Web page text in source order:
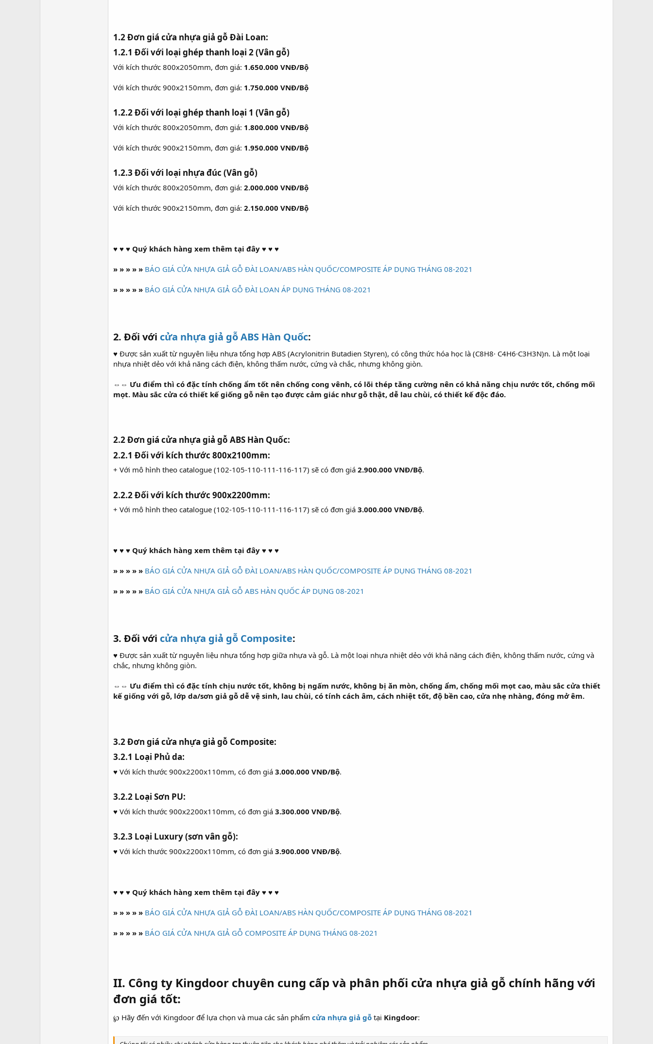
1.2 Đơn giá cửa nhựa giả gỗ Đài Loan:
1.2.1 Đối với loại ghép thanh loại 2 (Vân gỗ)
Với kích thước 800x2050mm, đơn giá: 1.650.000 VNĐ/Bộ
Với kích thước 900x2150mm, đơn giá: 1.750.000 VNĐ/Bộ
1.2.2 Đối với loại ghép thanh loại 1 (Vân gỗ)
Với kích thước 800x2050mm, đơn giá: 1.800.000 VNĐ/Bộ
Với kích thước 900x2150mm, đơn giá: 1.950.000 VNĐ/Bộ
1.2.3 Đối với loại nhựa đúc (Vân gỗ)
Với kích thước 800x2050mm, đơn giá: 2.000.000 VNĐ/Bộ
Với kích thước 900x2150mm, đơn giá: 2.150.000 VNĐ/Bộ
♥ ♥ ♥ Quý khách hàng xem thêm tại đây ♥ ♥ ♥
» » » » » BÁO GIÁ CỬA NHỰA GIẢ GỖ ĐÀI LOAN/ABS HÀN QUỐC/COMPOSITE ÁP DỤNG THÁNG 08-2021
» » » » » BÁO GIÁ CỬA NHỰA GIẢ GỖ ĐÀI LOAN ÁP DỤNG THÁNG 08-2021
2. Đối với cửa nhựa giả gỗ ABS Hàn Quốc:
♥ Được sản xuất từ nguyên liệu nhựa tổng hợp ABS (Acrylonitrin Butadien Styren), có công thức hóa học là (C8H8· C4H6·C3H3N)n. Là một loại
nhựa nhiệt dẻo với khả năng cách điện, không thấm nước, cứng và chắc, nhưng không giòn.
⇔⇔ Ưu điểm thì có đặc tính chống ẩm tốt nên chống cong vênh, có lõi thép tăng cường nên có khả năng chịu nước tốt, chống mối
mọt. Màu sắc cửa có thiết kế giống gỗ nên tạo được cảm giác như gỗ thật, dễ lau chùi, có thiết kế độc đáo.
2.2 Đơn giá cửa nhựa giả gỗ ABS Hàn Quốc:
2.2.1 Đối với kích thước 800x2100mm:
+ Với mô hình theo catalogue (102-105-110-111-116-117) sẽ có đơn giá 2.900.000 VNĐ/Bộ.
2.2.2 Đối với kích thước 900x2200mm:
+ Với mô hình theo catalogue (102-105-110-111-116-117) sẽ có đơn giá 3.000.000 VNĐ/Bộ.
♥ ♥ ♥ Quý khách hàng xem thêm tại đây ♥ ♥ ♥
» » » » » BÁO GIÁ CỬA NHỰA GIẢ GỖ ĐÀI LOAN/ABS HÀN QUỐC/COMPOSITE ÁP DỤNG THÁNG 08-2021
» » » » » BÁO GIÁ CỬA NHỰA GIẢ GỖ ABS HÀN QUỐC ÁP DỤNG 08-2021
3. Đối với cửa nhựa giả gỗ Composite:
♥ Được sản xuất từ nguyên liệu nhựa tổng hợp giữa nhựa và gỗ. Là một loại nhựa nhiệt dẻo với khả năng cách điện, không thấm nước, cứng và
chắc, nhưng không giòn.
⇔⇔ Ưu điểm thì có đặc tính chịu nước tốt, không bị ngấm nước, không bị ăn mòn, chống ẩm, chống mối mọt cao, màu sắc cửa thiết
kế giống với gỗ, lớp da/sơn giả gỗ dễ vệ sinh, lau chùi, có tính cách âm, cách nhiệt tốt, độ bền cao, cửa nhẹ nhàng, đóng mở êm.
3.2 Đơn giá cửa nhựa giả gỗ Composite:
3.2.1 Loại Phủ da:
♥ Với kích thước 900x2200x110mm, có đơn giá 3.000.000 VNĐ/Bộ.
3.2.2 Loại Sơn PU:
♥ Với kích thước 900x2200x110mm, có đơn giá 3.300.000 VNĐ/Bộ.
3.2.3 Loại Luxury (sơn vân gỗ):
♥ Với kích thước 900x2200x110mm, có đơn giá 3.900.000 VNĐ/Bộ.
♥ ♥ ♥ Quý khách hàng xem thêm tại đây ♥ ♥ ♥
» » » » » BÁO GIÁ CỬA NHỰA GIẢ GỖ ĐÀI LOAN/ABS HÀN QUỐC/COMPOSITE ÁP DỤNG THÁNG 08-2021
» » » » » BÁO GIÁ CỬA NHỰA GIẢ GỖ COMPOSITE ÁP DỤNG THÁNG 08-2021
II. Công ty Kingdoor chuyên cung cấp và phân phối cửa nhựa giả gỗ chính hãng với
đơn giá tốt:
℘ Hãy đến với Kingdoor để lựa chọn và mua các sản phẩm cửa nhựa giả gỗ tại Kingdoor: